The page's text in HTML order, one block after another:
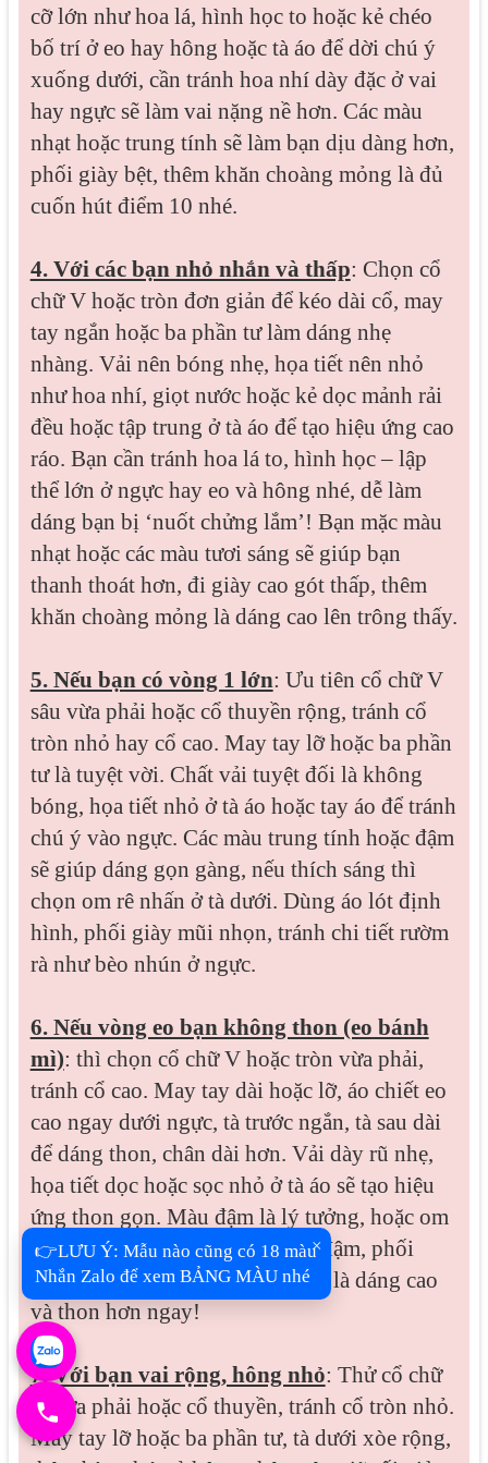
cỡ lớn như hoa lá, hình học to hoặc kẻ chéo
bố trí ở eo hay hông hoặc tà áo để dời chú ý
xuống dưới, cần tránh hoa nhí dày đặc ở vai
hay ngực sẽ làm vai nặng nề hơn. Các màu
nhạt hoặc trung tính sẽ làm bạn dịu dàng hơn,
phối giày bệt, thêm khăn choàng mỏng là đủ
cuốn hút điểm 10 nhé.
4. Với các bạn nhỏ nhắn và thấp: Chọn cổ
chữ V hoặc tròn đơn giản để kéo dài cổ, may
tay ngắn hoặc ba phần tư làm dáng nhẹ
nhàng. Vải nên bóng nhẹ, họa tiết nên nhỏ
như hoa nhí, giọt nước hoặc kẻ dọc mảnh rải
đều hoặc tập trung ở tà áo để tạo hiệu ứng cao
ráo. Bạn cần tránh hoa lá to, hình học – lập
thể lớn ở ngực hay eo và hông nhé, dễ làm
dáng bạn bị ‘nuốt chửng lắm’! Bạn mặc màu
nhạt hoặc các màu tươi sáng sẽ giúp bạn
thanh thoát hơn, đi giày cao gót thấp, thêm
khăn choàng mỏng là dáng cao lên trông thấy.
5. Nếu bạn có vòng 1 lớn: Ưu tiên cổ chữ V
sâu vừa phải hoặc cổ thuyền rộng, tránh cổ
tròn nhỏ hay cổ cao. May tay lỡ hoặc ba phần
tư là tuyệt vời. Chất vải tuyệt đối là không
bóng, họa tiết nhỏ ở tà áo hoặc tay áo để tránh
chú ý vào ngực. Các màu trung tính hoặc đậm
sẽ giúp dáng gọn gàng, nếu thích sáng thì
chọn om rê nhấn ở tà dưới. Dùng áo lót định
hình, phối giày mũi nhọn, tránh chi tiết rườm
rà như bèo nhún ở ngực.
6. Nếu vòng eo bạn không thon (eo bánh
mì): thì chọn cổ chữ V hoặc tròn vừa phải,
tránh cổ cao. May tay dài hoặc lỡ, áo chiết eo
cao ngay dưới ngực, tà trước ngắn, tà sau dài
để dáng thon, chân dài hơn. Vải dày rũ nhẹ,
họa tiết dọc hoặc sọc nhỏ ở tà áo sẽ tạo hiệu
ứng thon gọn. Màu đậm là lý tưởng, hoặc om
rê với thân trên nhạt, thân dưới đậm, phối
quần ống suông cùng tông tà áo là dáng cao
và thon hơn ngay!
7. Với bạn vai rộng, hông nhỏ: Thử cổ chữ
V vừa phải hoặc cổ thuyền, tránh cổ tròn nhỏ.
May tay lỡ hoặc ba phần tư, tà dưới xòe rộng,
×
👉LƯU Ý: Mẫu nào cũng có 18 màu
Nhắn Zalo để xem BẢNG MÀU nhé